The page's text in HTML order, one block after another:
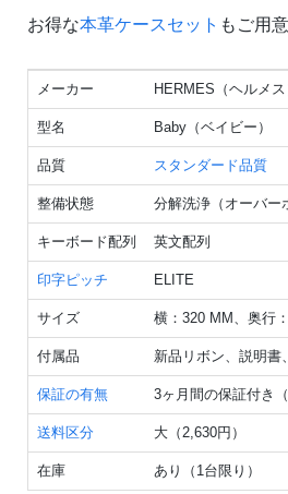
お得な本革ケースセット もご用
メーカー HERMES（ヘルメス
型名 Baby（ベイビー）
品質 スタンダード品質
整備状態 分解洗浄（オーバー
キーボード配列 英文配列
印字ピッチ ELITE
サイズ 横：320 MM、奥行
付属品 新品リボン、説明書
保証の有無 3ヶ月間の保証付き
送料区分 大（2,630円）
在庫 あり（1台限り）